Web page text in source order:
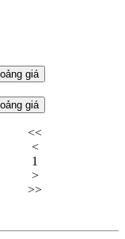
giá
giá
<<
<
1
>
>>